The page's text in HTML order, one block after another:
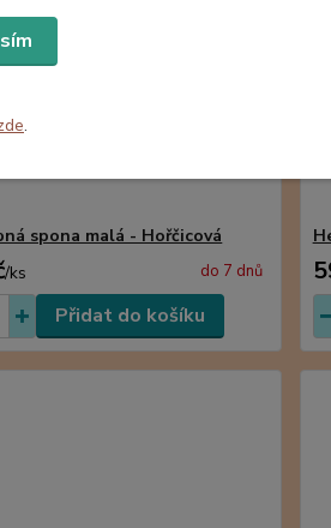
spona malá - Hořčicová
/ks do 7 dnů
Přidat do košíku
.